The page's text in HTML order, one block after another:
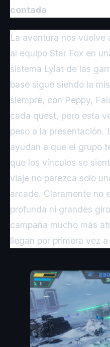
contada
La aventura nos vuelve
al equipo Star Fox en
sistema Lylat de las
base sigue siendo la
siempre, con Peppy,
cada quest, pero esta
peso a la presentación.
ayudan a que el grupo
que los vínculos se
viaje no parezca solo
arcade. Claramente no
profunda ni grandes
campaña mucho más
llegan por primera vez